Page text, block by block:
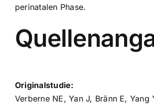
perinatalen Phase.
Originalstudie:
Verberne NE, Yan J, Bränn E, Yang